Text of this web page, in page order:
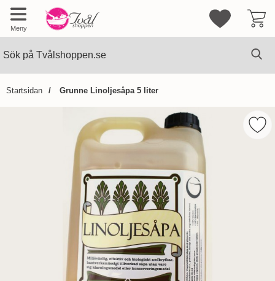
Meny
Mina
Startsidan Grunne Linoljesåpa 5 liter